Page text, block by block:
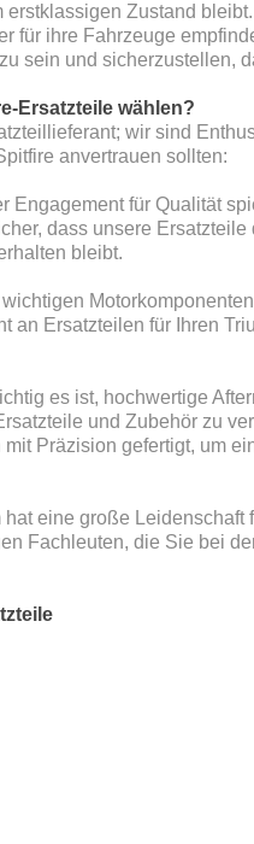
Zustand
für ihre Fahrzeuge
sein und sicherzustellen,
Ersatzteile wählen?
wir sind
anvertrauen sollten:
Engagement für Qualität
dass unsere
bleibt.
an Ersatzteilen für Ihren
es ist, hochwertige
und Zubehör zu
Präzision gefertigt, um
eine große
Fachleuten, die Sie bei